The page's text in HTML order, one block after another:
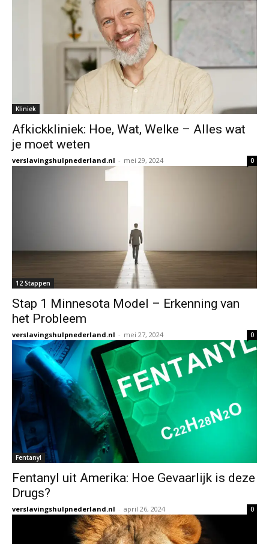
Kliniek
Afkickkliniek: Hoe, Wat, Welke – Alles wat
je moet weten
verslavingshulpnederland.nl - mei 29, 2024 0
12 Stappen
Stap 1 Minnesota Model – Erkenning van
het Probleem
verslavingshulpnederland.nl - mei 27, 2024 0
Fentanyl
Fentanyl uit Amerika: Hoe Gevaarlijk is deze
Drugs?
verslavingshulpnederland.nl - april 26, 2024 0